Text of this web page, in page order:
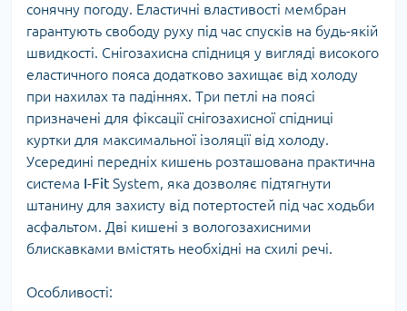
сонячну погоду. Еластичні властивості мембран
гарантують свободу руху під час спусків на будь-якій
швидкості. Снігозахисна спідниця у вигляді високого
еластичного пояса додатково захищає від холоду
при нахилах та падіннях. Три петлі на поясі
призначені для фіксації снігозахисної спідниці
куртки для максимальної ізоляції від холоду.
Усередині передніх кишень розташована практична
система I-Fit System, яка дозволяє підтягнути
штанину для захисту від потертостей під час ходьби
асфальтом. Дві кишені з вологозахисними
блискавками вмістять необхідні на схилі речі.
Особливості: